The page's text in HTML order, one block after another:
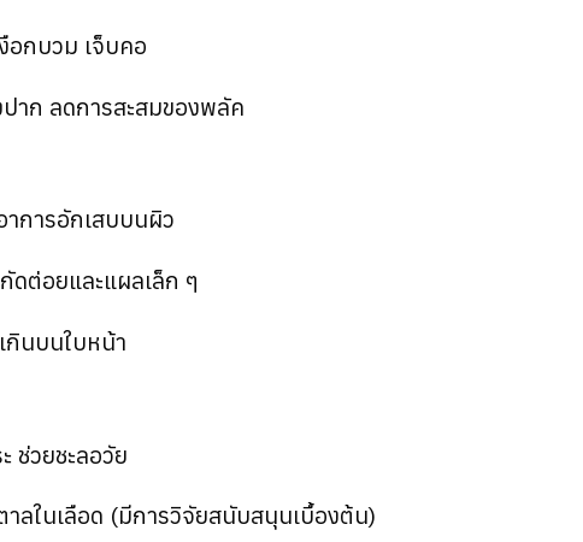
อกบวม เจ็บคอ
าก ลดการสะสมของพลัค
การอักเสบบนผิว
ต่อยและแผลเล็ก ๆ
กินบนใบหน้า
ช่วยชะลอวัย
ลในเลือด (มีการวิจัยสนับสนุนเบื้องต้น)